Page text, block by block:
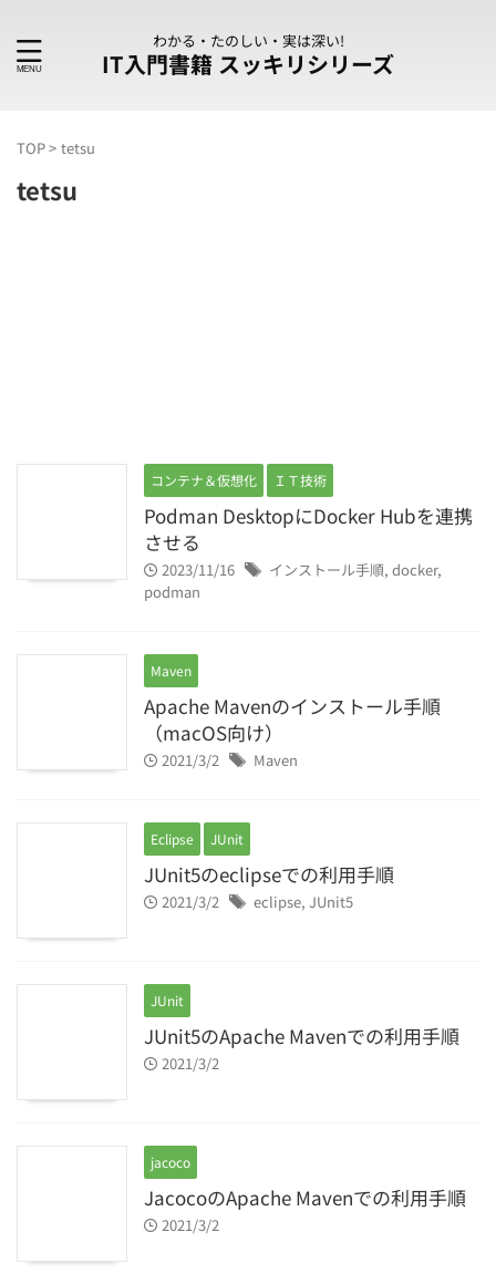
わかる・たのしい・実は深い!
IT入門書籍 スッキリシリーズ
TOP> tetsu
tetsu
コンテナ＆仮想化 ＩＴ技術
Podman DesktopにDocker Hubを連携
させる
2023/11/16 インストール手順, docker,
podman
Maven
Apache Mavenのインストール手順
（macOS向け）
2021/3/2 Maven
Eclipse JUnit
JUnit5のeclipseでの利用手順
2021/3/2 eclipse, JUnit5
JUnit
JUnit5のApache Mavenでの利用手順
2021/3/2
jacoco
JacocoのApache Mavenでの利用手順
2021/3/2